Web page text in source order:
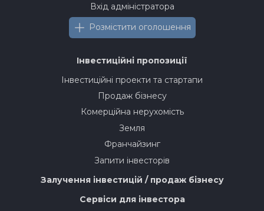
Вхід адміністратора
Розмістити оголошення
Інвестиційні пропозиції
Інвестиційні проекти та стартапи
Продаж бізнесу
Комерційна нерухомість
Земля
Франчайзинг
Запити інвесторів
Залучення інвестицій / продаж бізнесу
Сервіси для інвестора